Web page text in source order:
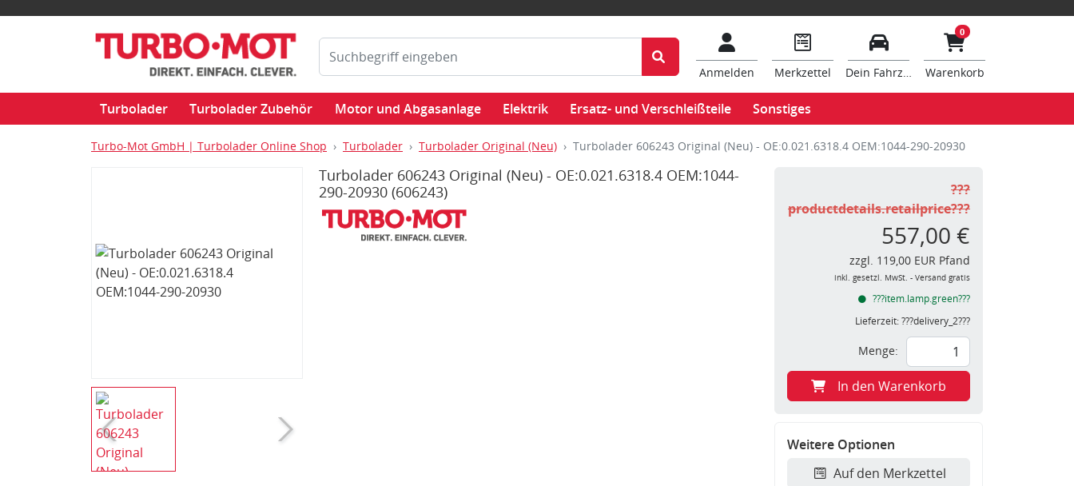
Anmelden Merkzettel Dein Fahrzeug
0
Warenkorb
Turbolader Turbolader Zubehör Motor und Abgasanlage Elektrik Ersatz- und Verschleißteile Sonstiges
Turbo-Mot GmbH | Turbolader Online Shop Turbolader Turbolader Original (Neu) Turbolader 606243 Original (Neu) - OE:0.021.6318.4 OEM:1044-290-20930
Turbolader 606243 Original (Neu) - OE:0.021.6318.4 OEM:1044-
290-20930 (606243)
???
productdetails.retailprice???
557,00 €
zzgl. 119,00 EUR Pfand
inkl. gesetzl. MwSt. - Versand gratis
???item.lamp.green???
Lieferzeit:???delivery_2???
Menge:
In den Warenkorb
Weitere Optionen
Auf den Merkzettel